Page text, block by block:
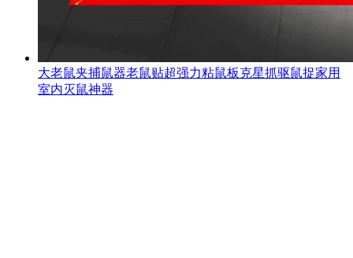
大老鼠夹捕鼠器老鼠贴超强力粘鼠板克星抓驱鼠捉家用
室内灭鼠神器